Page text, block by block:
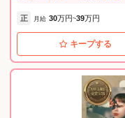
正 月給 30万円~39万円
キープする